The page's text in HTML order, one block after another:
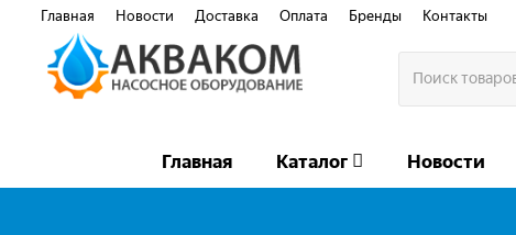
Главная Новости Доставка Оплата Бренды Контакты
Главная Каталог Новости